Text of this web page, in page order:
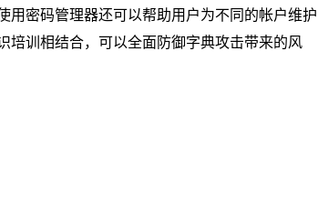
用密码管理器还可以帮助用户为不同的帐户维护
培训相结合，可以全面防御字典攻击带来的风